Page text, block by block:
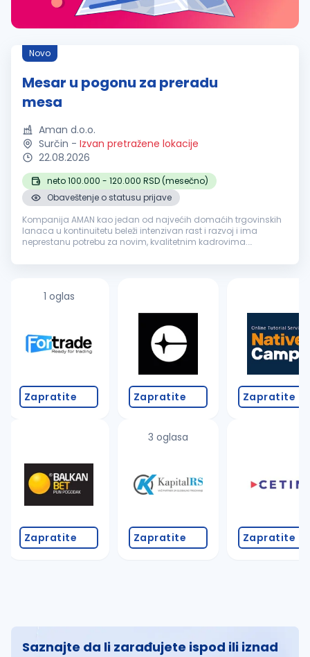
Novo
Mesar u pogonu za preradu
mesa
Aman d.o.o.
Surčin - Izvan pretražene lokacije
22.08.2026
neto 100.000 - 120.000 RSD (mesečno)
Obaveštenje o statusu prijave
Kompanija AMAN kao jedan od najvećih domaćih trgovinskih
lanaca u kontinuitetu beleži intenzivan rast i razvoj i ima
neprestanu potrebu za novim, kvalitetnim kadrovima.
postojimo već 30 god...
1 oglas
Zapratite
Zapratite
Zapratite
3 oglasa
Zapratite
Zapratite
Zapratite
Saznajte da li zarađujete ispod ili iznad